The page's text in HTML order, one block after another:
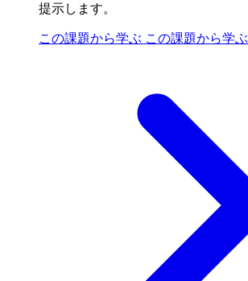
提示します。
この課題から学ぶ この課題から学ぶ